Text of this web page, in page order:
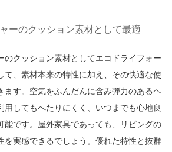
ーのクッション素材として最適
クッション素材としてエコドライフォー
て、素材本来の特性に加え、その快適な使
ます。空気をふんだんに含み弾力のあるヘ
用してもへたりにくく、いつまでも心地良
能です。屋外家具であっても、リビングの
を実感できるでしょう。優れた特性と抜群